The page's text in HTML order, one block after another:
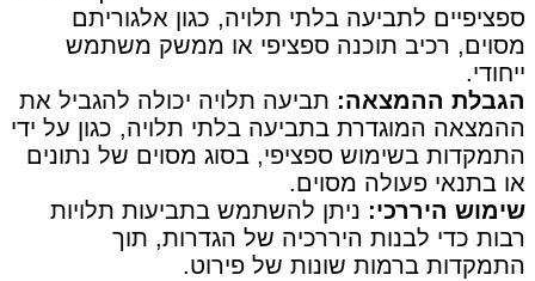
ספציפיים לתביעה בלתי תלויה, כגון אלגוריתם
מסוים, רכיב תוכנה ספציפי או ממשק משתמש
ייחודי.
הגבלת ההמצאה: תביעה תלויה יכולה להגביל את
ההמצאה המוגדרת בתביעה בלתי תלויה, כגון על ידי
התמקדות בשימוש ספציפי, בסוג מסוים של נתונים
או בתנאי פעולה מסוים.
שימוש היררכי: ניתן להשתמש בתביעות תלויות
רבות כדי לבנות היררכיה של הגדרות, תוך
התמקדות ברמות שונות של פירוט.